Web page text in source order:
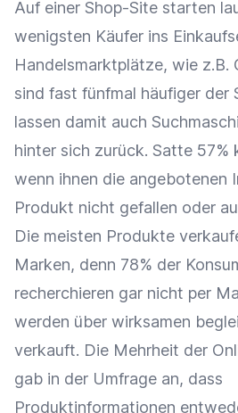
Auf einer Shop-Site starten
wenigsten Käufer ins
Handelsmarktplätze, wie z.B.
sind fast fünfmal häufiger der
lassen damit auch
hinter sich zurück. Satte 57%
wenn ihnen die angebotenen
Produkt nicht gefallen oder
Die meisten Produkte
Marken, denn 78% der
recherchieren gar nicht per
werden über wirksamen
verkauft. Die Mehrheit der
gab in der Umfrage an, dass
Produktinformationen